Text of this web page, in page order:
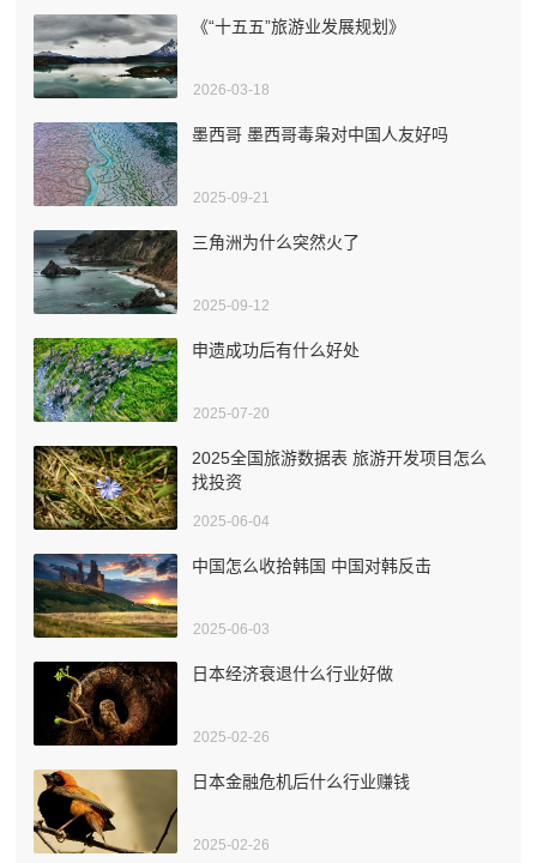
《“十五五”旅游业发展规划》
2026-03-18
墨西哥 墨西哥毒枭对中国人友好吗
2025-09-21
三角洲为什么突然火了
2025-09-12
申遗成功后有什么好处
2025-07-20
2025全国旅游数据表 旅游开发项目怎么
找投资
2025-06-04
中国怎么收拾韩国 中国对韩反击
2025-06-03
日本经济衰退什么行业好做
2025-02-26
日本金融危机后什么行业赚钱
2025-02-26